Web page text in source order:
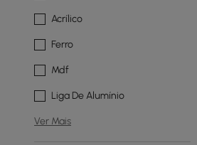
Acrílico
Ferro
Mdf
Liga De Alumínio
Ver Mais